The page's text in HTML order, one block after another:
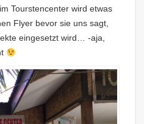
Tourstencenter wird etwas
Flyer bevor sie uns sagt,
eingesetzt wird… -aja,